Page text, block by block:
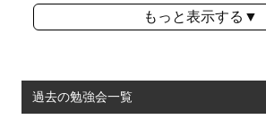
もっと表示する▼
過去の勉強会一覧